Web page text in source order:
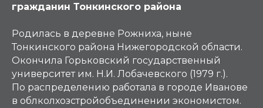
гражданин Тонкинского района
Родилась в деревне Рожниха, ныне
Тонкинского района Нижегородской области.
Окончила Горьковский государственный
университет им. Н.И. Лобачевского (1979 г.).
По распределению работала в городе Иванове
в облколхозстройобъединении экономистом.